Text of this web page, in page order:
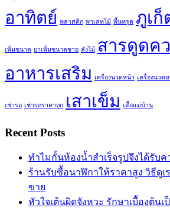
อาทิตย์ พลาสติก พาเลทไม้ พื้นทรุด ภูเก็
เพิ่มขนาด ยาเพิ่มขนาดชาย ลังไม้ สารดูดค
อาหารเสริม เครื่องนวดหน้า เครื่องนวด
เช่ารถ เช่ารถราคาถูก เสาเข็ม เสื้อแม่บ้าน
Recent Posts
ทำไมกั้นห้องน้ำสำเร็จรูปจึงได้รับ
ร้านรับซื้อนาฬิกาให้ราคาสูง วิธีดู
ขาย
หัวใจเต้นผิดจังหวะ รักษาเบื้องต้น